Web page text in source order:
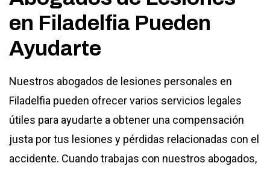
en Filadelfia Pueden
Ayudarte
Nuestros abogados de lesiones personales en
Filadelfia pueden ofrecer varios servicios legales
útiles para ayudarte a obtener una compensación
justa por tus lesiones y pérdidas relacionadas con el
accidente. Cuando trabajas con nuestros abogados,